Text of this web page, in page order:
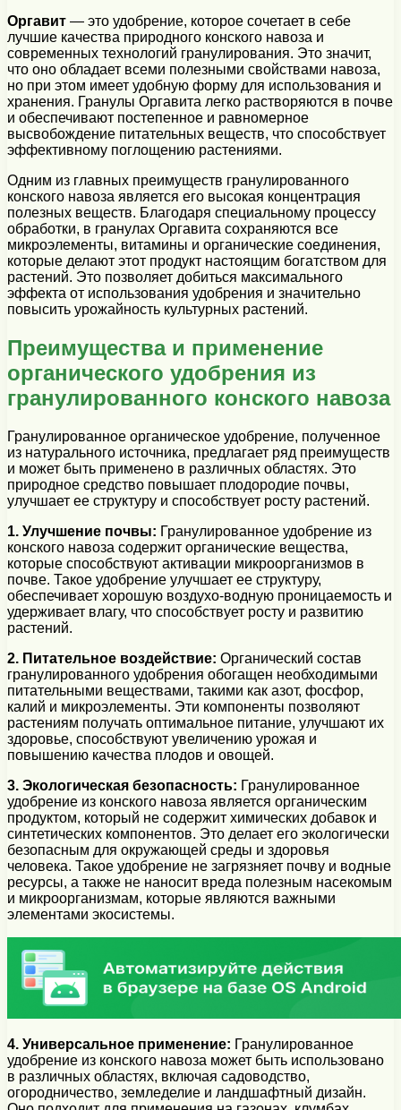
Оргавит — это удобрение, которое сочетает в себе
лучшие качества природного конского навоза и
современных технологий гранулирования. Это значит,
что оно обладает всеми полезными свойствами навоза,
но при этом имеет удобную форму для использования и
хранения. Гранулы Оргавита легко растворяются в почве
и обеспечивают постепенное и равномерное
высвобождение питательных веществ, что способствует
эффективному поглощению растениями.
Одним из главных преимуществ гранулированного
конского навоза является его высокая концентрация
полезных веществ. Благодаря специальному процессу
обработки, в гранулах Оргавита сохраняются все
микроэлементы, витамины и органические соединения,
которые делают этот продукт настоящим богатством для
растений. Это позволяет добиться максимального
эффекта от использования удобрения и значительно
повысить урожайность культурных растений.
Преимущества и применение
органического удобрения из
гранулированного конского навоза
Гранулированное органическое удобрение, полученное
из натурального источника, предлагает ряд преимуществ
и может быть применено в различных областях. Это
природное средство повышает плодородие почвы,
улучшает ее структуру и способствует росту растений.
1. Улучшение почвы: Гранулированное удобрение из
конского навоза содержит органические вещества,
которые способствуют активации микроорганизмов в
почве. Такое удобрение улучшает ее структуру,
обеспечивает хорошую воздухо-водную проницаемость и
удерживает влагу, что способствует росту и развитию
растений.
2. Питательное воздействие: Органический состав
гранулированного удобрения обогащен необходимыми
питательными веществами, такими как азот, фосфор,
калий и микроэлементы. Эти компоненты позволяют
растениям получать оптимальное питание, улучшают их
здоровье, способствуют увеличению урожая и
повышению качества плодов и овощей.
3. Экологическая безопасность: Гранулированное
удобрение из конского навоза является органическим
продуктом, который не содержит химических добавок и
синтетических компонентов. Это делает его экологически
безопасным для окружающей среды и здоровья
человека. Такое удобрение не загрязняет почву и водные
ресурсы, а также не наносит вреда полезным насекомым
и микроорганизмам, которые являются важными
элементами экосистемы.
4. Универсальное применение: Гранулированное
удобрение из конского навоза может быть использовано
в различных областях, включая садоводство,
огородничество, земледелие и ландшафтный дизайн.